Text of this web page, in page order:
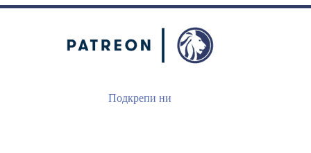
Подкрепи ни